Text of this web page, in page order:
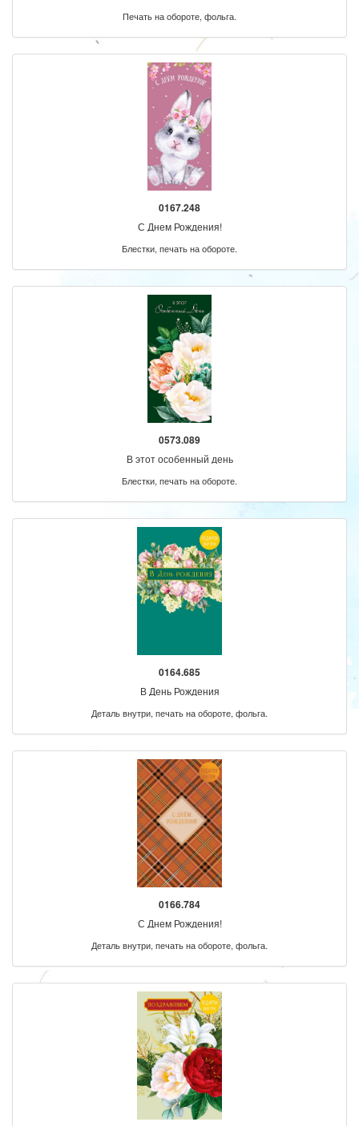
Печать на обороте, фольга.
0167.248
С Днем Рождения!
Блестки, печать на обороте.
0573.089
В этот особенный день
Блестки, печать на обороте.
0164.685
В День Рождения
Деталь внутри, печать на обороте, фольга.
0166.784
С Днем Рождения!
Деталь внутри, печать на обороте, фольга.